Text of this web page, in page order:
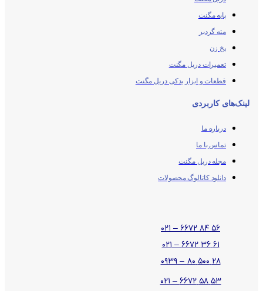
پایه مگنت
مته گردبر
پخ زن
تعمیرات دریل مگنت
قطعات و ابزار یدکی دریل مگنت
لینک‌های کاربردی
درباره ما
تماس با ما
مجله دریل مگنت
دانلود کاتالوگ محصولات
۵۶ ۸۴ ۶۶۷۲ – ۰۲۱
۶۱ ۳۶ ۶۶۷۲ – ۰۲۱
۲۸ ۵۰۰ ۸۰ – ۰۹۳۹
۵۳ ۵۸ ۶۶۷۲ – ۰۲۱